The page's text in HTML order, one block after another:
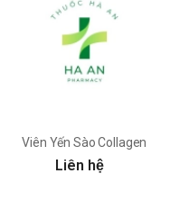
Viên Yến Sào Collagen
Liên hệ